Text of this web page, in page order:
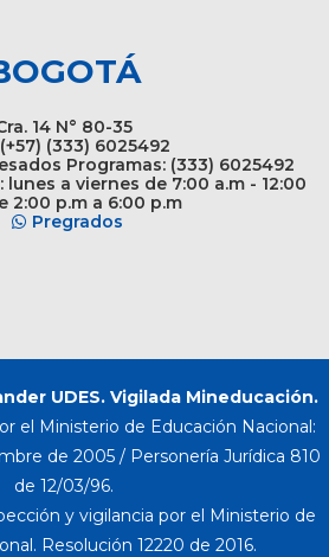
14 N° 80-35
(+57) (333) 6025492
Programas: (333) 6025492
a viernes de 7:00 a.m - 12:00
2:00 p.m a 6:00 p.m
Pregrados
UDES. Vigilada Mineducación.
el Ministerio de Educación Nacional:
de 2005 / Personería Jurídica 810
de 12/03/96.
y vigilancia por el Ministerio de
Resolución 12220 de 2016.